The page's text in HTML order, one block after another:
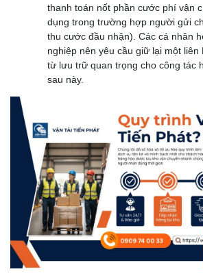
thanh toán nốt phần cước phí vận
dụng trong trường hợp người gửi
thu cước đầu nhận). Các cá nhân
nghiệp nên yêu cầu giữ lại một liên
từ lưu trữ quan trọng cho công tác
sau này.